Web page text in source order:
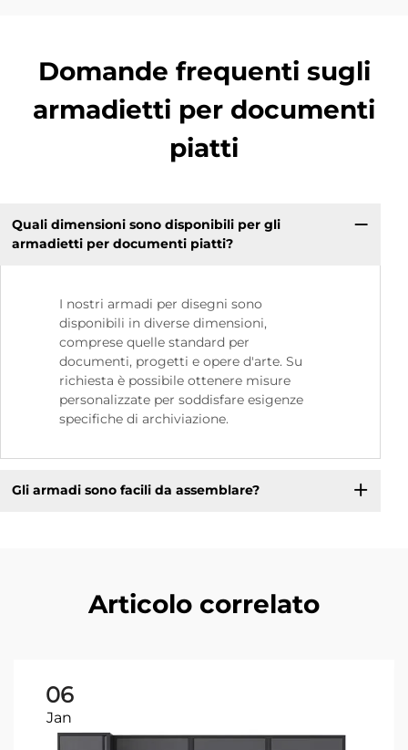
Domande frequenti sugli
armadietti per documenti
piatti
Quali dimensioni sono disponibili per gli
armadietti per documenti piatti?
I nostri armadi per disegni sono
disponibili in diverse dimensioni,
comprese quelle standard per
documenti, progetti e opere d'arte. Su
richiesta è possibile ottenere misure
personalizzate per soddisfare esigenze
specifiche di archiviazione.
Gli armadi sono facili da assemblare?
Articolo correlato
06
Jan